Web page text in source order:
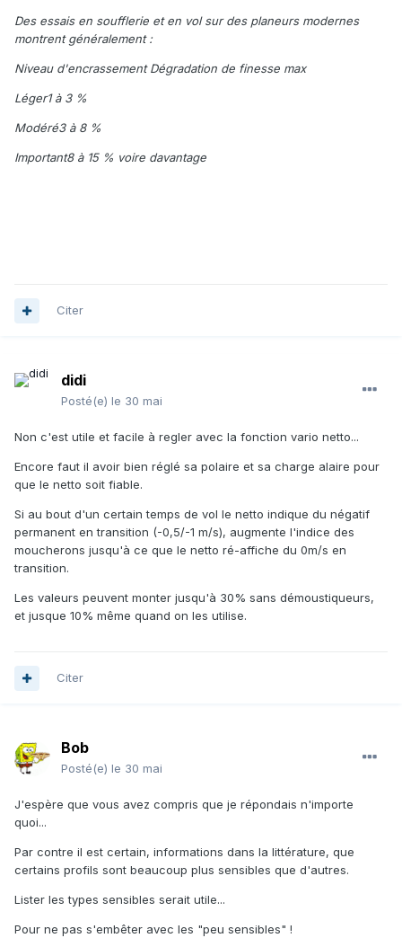
Des essais en soufflerie et en vol sur des planeurs modernes
montrent généralement :
Niveau d'encrassement Dégradation de finesse max
Léger1 à 3 %
Modéré3 à 8 %
Important8 à 15 % voire davantage
Citer
didi
Posté(e) le 30 mai
Non c'est utile et facile à regler avec la fonction vario netto...
Encore faut il avoir bien réglé sa polaire et sa charge alaire pour
que le netto soit fiable.
Si au bout d'un certain temps de vol le netto indique du négatif
permanent en transition (-0,5/-1 m/s), augmente l'indice des
moucherons jusqu'à ce que le netto ré-affiche du 0m/s en
transition.
Les valeurs peuvent monter jusqu'à 30% sans démoustiqueurs,
et jusque 10% même quand on les utilise.
Citer
Bob
Posté(e) le 30 mai
J'espère que vous avez compris que je répondais n'importe
quoi...
Par contre il est certain, informations dans la littérature, que
certains profils sont beaucoup plus sensibles que d'autres.
Lister les types sensibles serait utile...
Pour ne pas s'embêter avec les "peu sensibles" !